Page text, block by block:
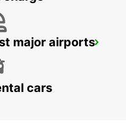
CC EL
major airports
cars